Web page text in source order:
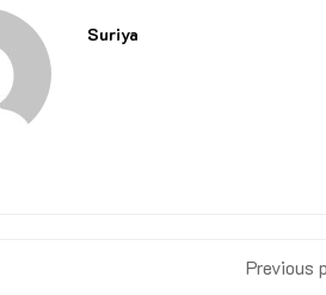
Suriya
Previous